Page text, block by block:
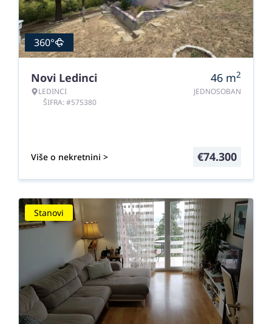
360°
Novi Ledinci
LEDINCI
ŠIFRA: #575380
46 m2
JEDNOSOBAN
Više o nekretnini > €74.300
Stanovi